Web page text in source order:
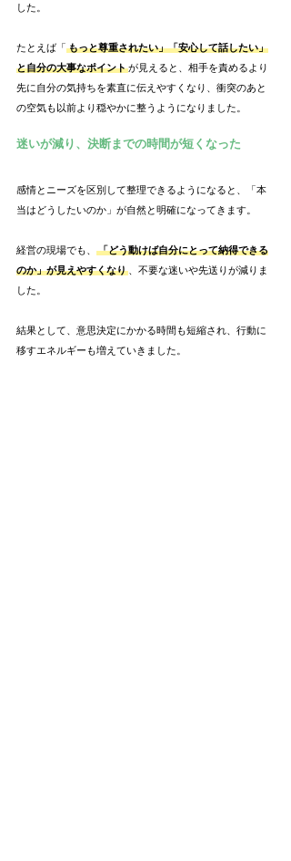
した。
たとえば「 もっと尊重されたい」「安心して話したい」
と自分の大事なポイントが見えると、相手を責めるより
先に自分の気持ちを素直に伝えやすくなり、衝突のあと
の空気も以前より穏やかに整うようになりました。
迷いが減り、決断までの時間が短くなった
感情とニーズを区別して整理できるようになると、「本
当はどうしたいのか」が自然と明確になってきます。
経営の現場でも、
「どう動けば自分にとって納得できる
のか」が見えやすくなり
、不要な迷いや先送りが減りま
した。
結果として、意思決定にかかる時間も短縮され、行動に
移すエネルギーも増えていきました。